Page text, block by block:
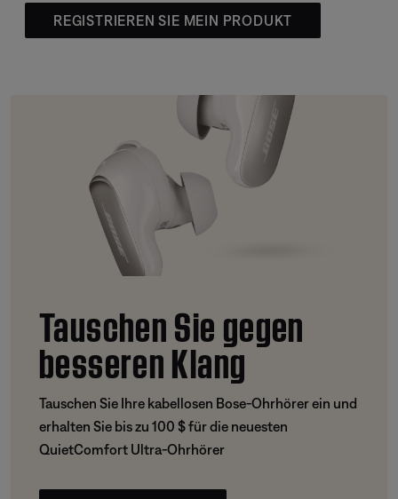
REGISTRIEREN SIE MEIN PRODUKT
Tauschen Sie gegen
besseren Klang
Tauschen Sie Ihre kabellosen Bose-Ohrhörer ein und
erhalten Sie bis zu 100 $ für die neuesten
QuietComfort Ultra-Ohrhörer